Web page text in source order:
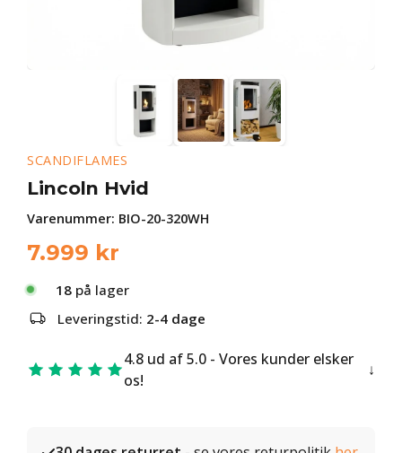
SCANDIFLAMES
Lincoln Hvid
Varenummer: BIO-20-320WH
7.999 kr
18 på lager
Leveringstid: 2-4 dage
4.8 ud af 5.0 - Vores kunder elsker
os!